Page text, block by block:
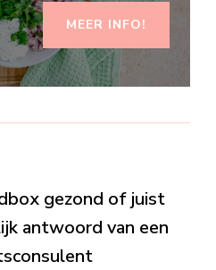
MEER INFO!
gezond of juist
antwoord van een